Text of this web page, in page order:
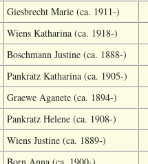
Giesbrecht Marie (ca. 1911-)
Wiens Katharina (ca. 1918-)
Boschmann Justine (ca. 1888-)
Pankratz Katharina (ca. 1905-)
Graewe Aganete (ca. 1894-)
Pankratz Helene (ca. 1908-)
Wiens Justine (ca. 1889-)